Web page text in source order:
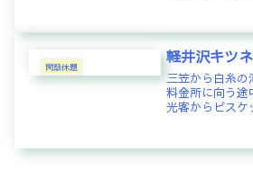
のうどんは麺に
は関東の茶色い
閑話休題
軽井沢キツネ
三笠から白糸の
料金所に向う途
光客からビスケ
人慣れしている